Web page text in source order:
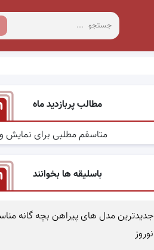
مطالب پربازدید ماه
متاسفم مطلبی برای نمایش
باسلیقه ها بخوانند
جدیدترین مدل های پیراهن بچه گانه
نوروز